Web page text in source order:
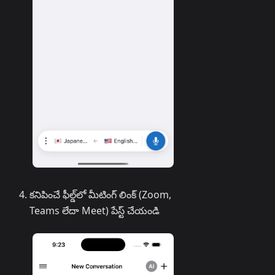
కనిపించే ఫీల్డ్‌లో మీటింగ్ లింక్ (Zoom,
Teams లేదా Meet) పేస్ట్ చేయండి